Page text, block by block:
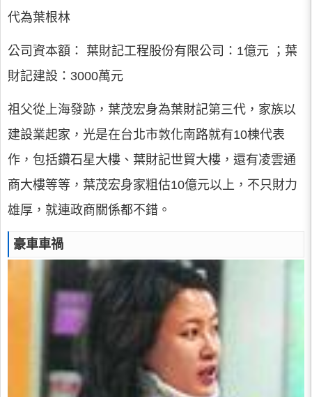
代為葉根林
公司資本額： 葉財記工程股份有限公司：1億元 ；葉
財記建設：3000萬元
祖父從上海發跡，葉茂宏身為葉財記第三代，家族以
建設業起家，光是在台北市敦化南路就有10棟代表
作，包括鑽石星大樓、葉財記世貿大樓，還有凌雲通
商大樓等等，葉茂宏身家粗估10億元以上，不只財力
雄厚，就連政商關係都不錯。
豪車車禍